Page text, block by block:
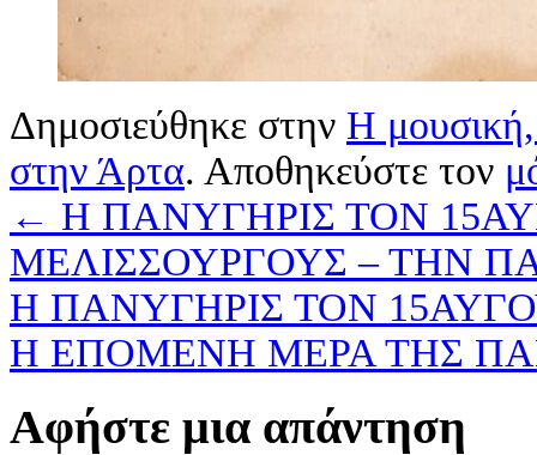
Δημοσιεύθηκε στην Η μουσική,
στην Άρτα. Αποθηκεύστε τον
← Η ΠΑΝΥΓΗΡΙΣ ΤΟΝ
ΜΕΛΙΣΣΟΥΡΓΟΥΣ – ΤΗΝ
Η ΠΑΝΥΓΗΡΙΣ ΤΟΝ
Η ΕΠΟΜΕΝΗ ΜΕΡΑ ΤΗΣ
Αφήστε μια απάντηση